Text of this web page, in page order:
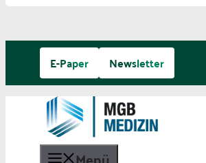
springen
E-Paper Newsletter